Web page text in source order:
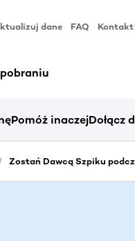
dane FAQ Kontakt
Pomóż inaczejDołącz
Zostań Dawcą Szpiku